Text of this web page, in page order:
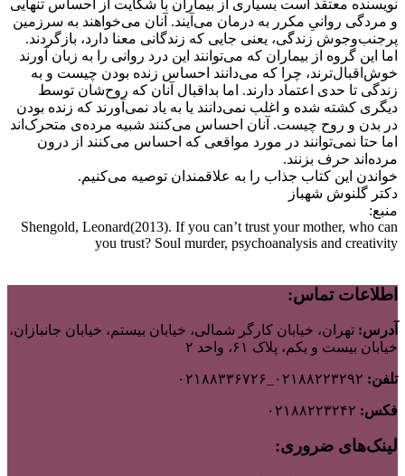
نویسنده معتقد است بسیاری از بیماران با شکایت از احساس تنهایی
و مردگی روانیِ مکرر به درمان می‌آیند. آنان می‌خواهند به سرزمین
پرجنب‌و‌جوش زندگی، یعنی جایی که زندگانی معنا دارد، بازگردند.
اما این گروه از بیماران که می‌توانند این درد روانی را به زبان آورند
خوش‌اقبال‌ترند، چرا که می‌دانند احساس زنده بودن چیست و به
زندگی تا حدی اعتماد دارند. اما بداقبال آنان که روح‌شان توسط
دیگری کشته شده و اغلب نمی‌دانند یا به یاد نمی‌آورند که زنده بودن
در بدن و روح چیست. آنان احساس می‌کنند شبیه مرده‌ی متحرک‌اند
اما حتا نمی‌توانند در مورد مواقعی که احساس می‌کنند از درون
مرده‌اند حرف بزنند.
خواندن این کتاب جذاب را به علاقمندان توصیه می‌کنیم.
دکتر گلنوش شهباز
منبع:
Shengold, Leonard(2013). If you can’t trust your mother, who can
you trust? Soul murder, psychoanalysis and creativity
اطلاعات تماس:
آدرس: تهران، خیابان کارگر شمالی، خیابان بیستم، خیابان جانبازان،
خیابان بیست و یکم، پلاک ۶۱، واحد ۲
تلفن:
فکس:
لینک‌های ضروری: